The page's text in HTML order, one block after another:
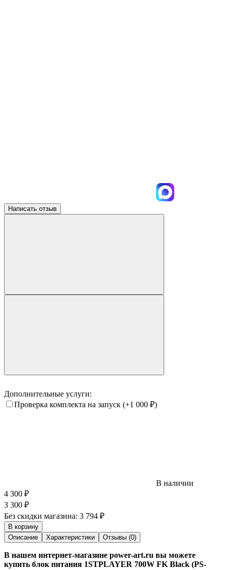
Написать отзыв
Дополнительные услуги:
Проверка комплекта на запуск (+1 000 ₽)
В наличии
4 300 ₽
3 300 ₽
Без скидки магазина: 3 794 ₽
В корзину
Описание
Характеристики Отзывы (0)
В нашем интернет-магазине power-art.ru вы можете
купить блок питания 1STPLAYER 700W FK Black (PS-